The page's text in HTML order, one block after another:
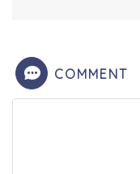
COMMENT